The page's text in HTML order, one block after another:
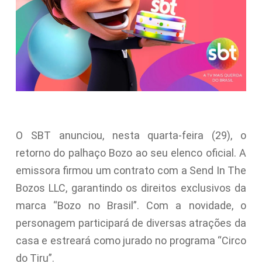
O SBT anunciou, nesta quarta-feira (29), o
retorno do palhaço Bozo ao seu elenco oficial. A
emissora firmou um contrato com a Send In The
Bozos LLC, garantindo os direitos exclusivos da
marca “Bozo no Brasil”. Com a novidade, o
personagem participará de diversas atrações da
casa e estreará como jurado no programa “Circo
do Tiru”.